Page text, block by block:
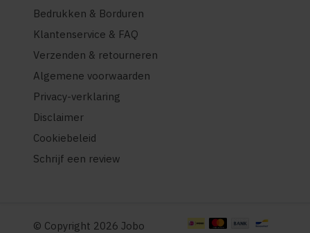
Bedrukken & Borduren
Klantenservice & FAQ
Verzenden & retourneren
Algemene voorwaarden
Privacy-verklaring
Disclaimer
Cookiebeleid
Schrijf een review
© Copyright 2026 Jobo